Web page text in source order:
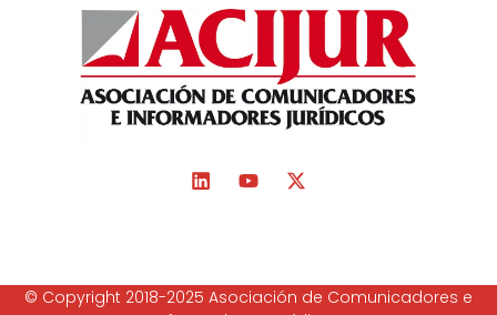
© Copyright 2018-2025 Asociación de Comunicadores e